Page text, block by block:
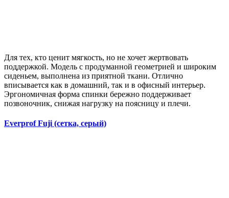
Для тех, кто ценит мягкость, но не хочет жертвовать
поддержкой. Модель с продуманной геометрией и широким
сиденьем, выполнена из приятной ткани. Отлично
вписывается как в домашний, так и в офисный интерьер.
Эргономичная форма спинки бережно поддерживает
позвоночник, снижая нагрузку на поясницу и плечи.
Everprof Fuji (сетка, серый)